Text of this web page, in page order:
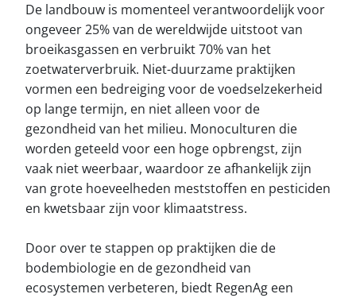
De landbouw is momenteel verantwoordelijk voor
ongeveer 25% van de wereldwijde uitstoot van
broeikasgassen en verbruikt 70% van het
zoetwaterverbruik. Niet-duurzame praktijken
vormen een bedreiging voor de voedselzekerheid
op lange termijn, en niet alleen voor de
gezondheid van het milieu. Monoculturen die
worden geteeld voor een hoge opbrengst, zijn
vaak niet weerbaar, waardoor ze afhankelijk zijn
van grote hoeveelheden meststoffen en pesticiden
en kwetsbaar zijn voor klimaatstress.
Door over te stappen op praktijken die de
bodembiologie en de gezondheid van
ecosystemen verbeteren, biedt RegenAg een